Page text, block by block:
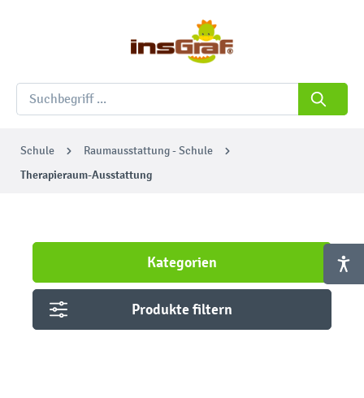
Schule Raumausstattung - Schule
Therapieraum-Ausstattung
Kategorien
Produkte filtern